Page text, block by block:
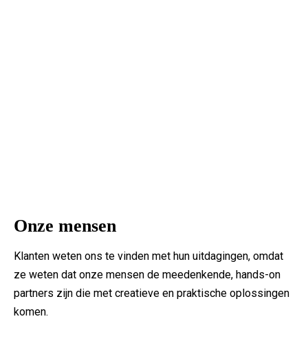
Onze mensen
Klanten weten ons te vinden met hun uitdagingen, omdat
ze weten dat onze mensen de meedenkende, hands-on
partners zijn die met creatieve en praktische oplossingen
komen.